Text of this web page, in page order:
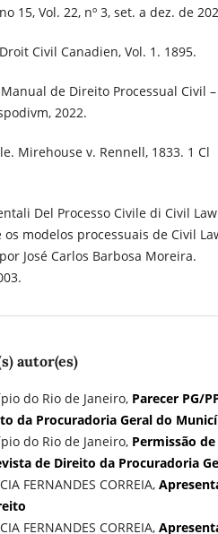
15, Vol. 22, nº 3, set. a dez. de
Civil Canadien, Vol. 1. 1895.
de Direito Processual Civil –
2022.
Mirehouse v. Rennell, 1833. 1 Cl
Del Processo Civile di Civil
modelos processuais de Civil
José Carlos Barbosa Moreira.
autor(es)
do Rio de Janeiro, Parecer PG/
da Procuradoria Geral do
do Rio de Janeiro, Permissão
de Direito da Procuradoria
FERNANDES CORREIA,
FERNANDES CORREIA,